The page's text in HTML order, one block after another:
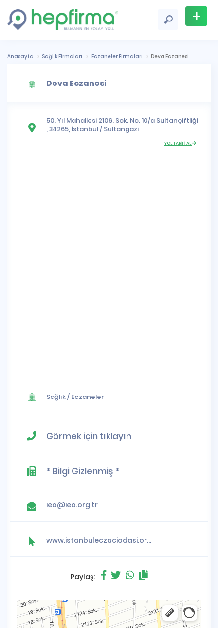
+
Anasayfa Sağlık Firmaları Eczaneler Firmaları Deva Eczanesi
Deva Eczanesi
50. Yıl Mahallesi 2106. Sok. No. 10/a Sultançiftliği
, 34265, İstanbul/ Sultangazi
YOL TARİFİ AL
Sağlık/ Eczaneler
Görmek için tıklayın
* Bilgi Gizlenmiş *
ieo@ieo.org.tr
www.istanbuleczaciodasi.org.tr
Paylaş: